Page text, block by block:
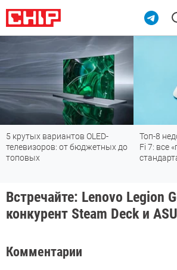
5 крутых вариантов OLED-
телевизоров: от бюджетных до
топовых
Топ-8
Fi 7: все
Встречайте: Lenovo Legion
конкурент Steam Deck и
Комментарии